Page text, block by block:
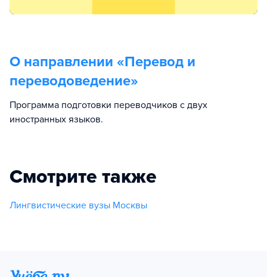
О направлении «Перевод и
переводоведение»
Программа подготовки переводчиков с двух
иностранных языков.
Смотрите также
Лингвистические вузы Москвы